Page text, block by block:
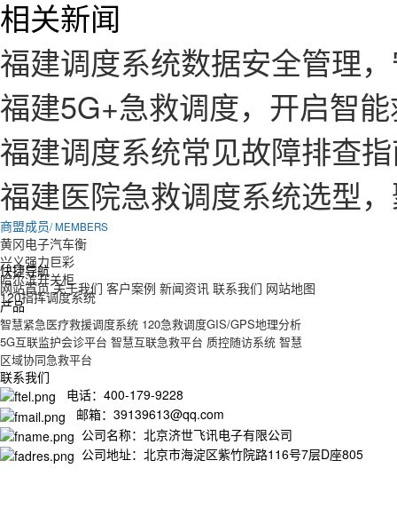
相关新闻
福建调度系统数据安全管理
福建5G+急救调度，开启智
福建调度系统常见故障排查
福建医院急救调度系统选型
商盟成员/ MEMBERS
黄冈电子汽车衡
兴义强力巨彩
哈尔滨开关柜
120指挥调度系统
快捷导航
网站首页 关于我们 客户案例 新闻资讯 联系我们 网站地图
产品
智慧紧急医疗救援调度系统 120急救调度GIS/GPS地理分析
5G互联监护会诊平台 智慧互联急救平台 质控随访系统 智慧
区域协同急救平台
联系我们
电话：400-179-9228
邮箱：39139613@qq.com
公司名称：北京济世飞讯电子有限公司
公司地址：北京市海淀区紫竹院路116号7层D座805